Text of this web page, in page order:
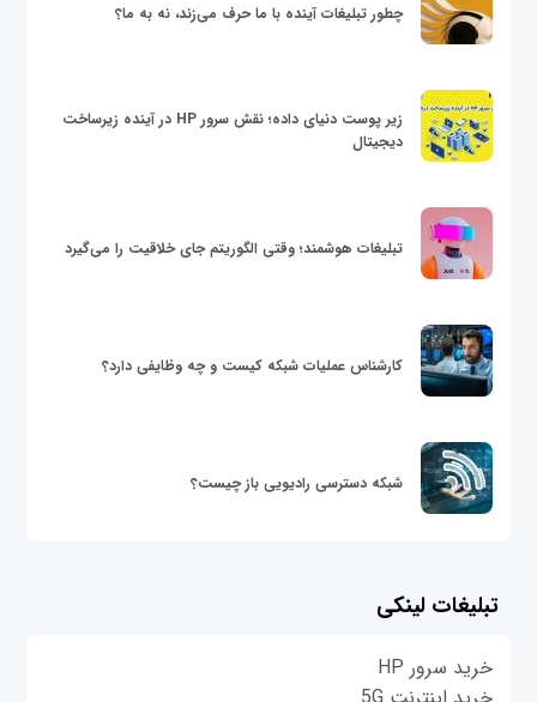
چطور تبلیغات آینده با ما حرف می‌زند، نه به ما؟
زیر پوست دنیای داده؛ نقش سرور HP در آینده زیرساخت
دیجیتال
تبلیغات هوشمند؛ وقتی الگوریتم جای خلاقیت را می‌گیرد
کارشناس عملیات شبکه کیست و چه وظایفی دارد؟
شبکه دسترسی رادیویی باز چیست؟
تبلیغات لینکی
خرید سرور HP